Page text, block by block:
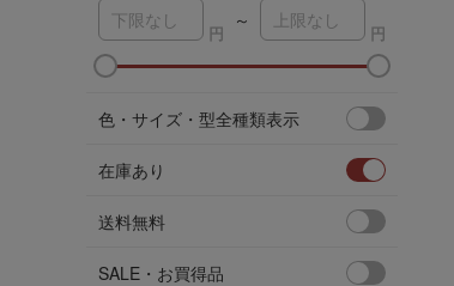
～
色・サイズ・型全種類表示
在庫あり
送料無料
SALE・お買得品